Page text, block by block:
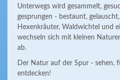
Unterwegs wird gesammelt,
gesprungen - bestaunt,
Hexenkräuter, Waldwichtel und
wechseln sich mit kleinen
ab.
Der Natur auf der Spur - sehen,
entdecken!